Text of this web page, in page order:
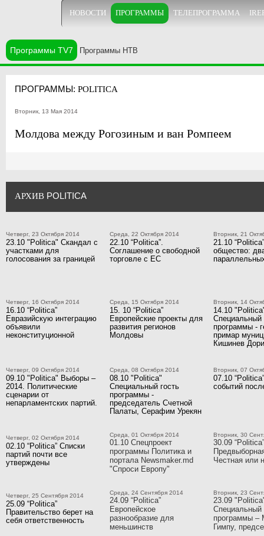
НОВОСТИ ПРОГРАММЫ ТЕЛЕПРОГРАММА
Программы TV7 Программы НТВ
ПРОГРАММЫ: POLITICA
Вторник, 13 Мая 2014
Молдова между Рогозиным и ван Ромпеем
АРХИВ POLITICA
Четверг, 23 Октября 2014
23.10 "Politica" Скандал с
участками для
голосования за границей
Среда, 22 Октября 2014
22.10 “Politica”.
Соглашение о свободной
торговле с ЕС
Вторник, 21
21.10
общество:
Четверг, 16 Октября 2014
16.10 “Politica”
Евразийскую интеграцию
объявили
неконституционной
Среда, 15 Октября 2014
15. 10 “Politica”
Европейские проекты для
развития регионов
Молдовы
Вторник, 14
14.10
Специальный
программы -
примар
Кишинев
Четверг, 09 Октября 2014
09.10 "Politica" Выборы –
2014. Политические
сценарии от
непарламентских партий.
Среда, 08 Октября 2014
08.10 "Politica"
Специальный гость
программы -
председатель Счетной
Палаты, Серафим Урекян
Вторник, 07
07.10
событий
Четверг, 02 Октября 2014
02.10 “Politica” Списки
партий почти все
утверждены
Среда, 01 Октября 2014
01.10 Спецпроект
программы Политика и
портала Newsmaker.md
"Спроси Европу"
Вторник, 30
30.09 “Politica”
Честная или
Четверг, 25 Сентября 2014
25.09 “Politica”
Правительство берет на
себя ответственность
Среда, 24 Сентября 2014
24.09 “Politica”
Европейское
разнообразие для
меньшинств
Вторник, 23
23.09
Специальный
программы –
Гимпу,